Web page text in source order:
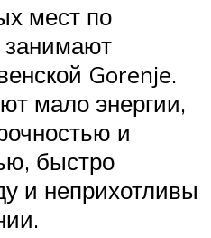
мест по
занимают
Gorenje.
мало энергии,
и
быстро
и неприхотливы